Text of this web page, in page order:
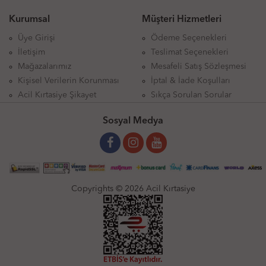
Kurumsal
Üye Girişi
İletişim
Mağazalarımız
Kişisel Verilerin Korunması
Acil Kırtasiye Şikayet
Müşteri Hizmetleri
Ödeme Seçenekleri
Teslimat Seçenekleri
Mesafeli Satış Sözleşmesi
İptal & İade Koşulları
Sıkça Sorulan Sorular
Sosyal Medya
Copyrights © 2026 Acil Kırtasiye